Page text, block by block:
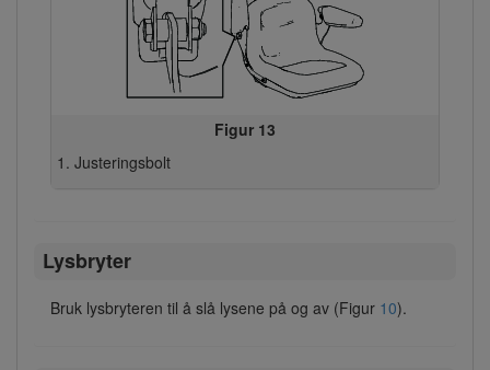
Figur 13
Justeringsbolt
Lysbryter
Bruk lysbryteren til å slå lysene på og av (Figur 10).